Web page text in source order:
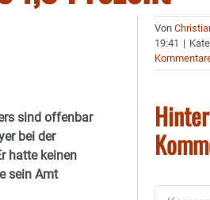
sind offenbar
bei der
hatte keinen
sein Amt
Von
19:41 |